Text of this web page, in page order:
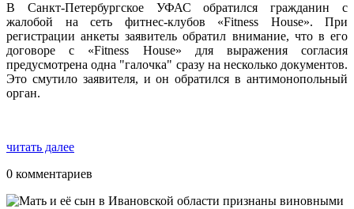
В Санкт-Петербургское УФАС обратился гражданин с
жалобой на сеть фитнес-клубов «Fitness House». При
регистрации анкеты заявитель обратил внимание, что в его
договоре с «Fitness House» для выражения согласия
предусмотрена одна "галочка" сразу на несколько документов.
Это смутило заявителя, и он обратился в антимонопольный
орган.
читать далее
0 комментариев